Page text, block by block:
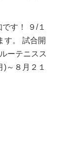
す！ ９/１
す。 試合開
ーテニスス
～８月２１